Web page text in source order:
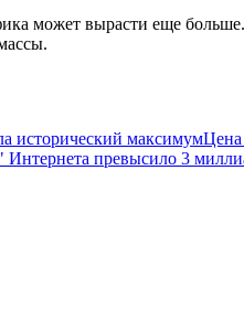
может вырасти еще
исторический максимумЦена
Интернета превысило 3